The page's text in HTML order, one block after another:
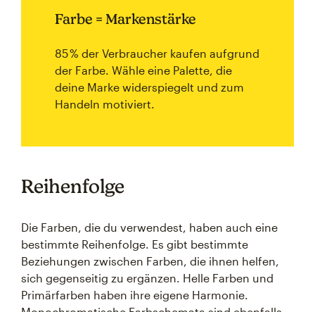
Farbe = Markenstärke
85 % der Verbraucher kaufen aufgrund
der Farbe. Wähle eine Palette, die
deine Marke widerspiegelt und zum
Handeln motiviert.
Reihenfolge
Die Farben, die du verwendest, haben auch eine
bestimmte Reihenfolge. Es gibt bestimmte
Beziehungen zwischen Farben, die ihnen helfen,
sich gegenseitig zu ergänzen. Helle Farben und
Primärfarben haben ihre eigene Harmonie.